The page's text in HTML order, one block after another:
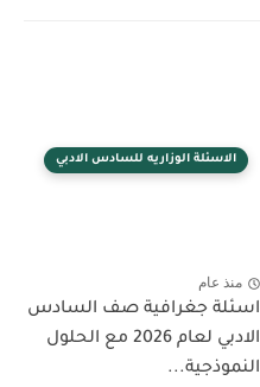
الاسئلة الوزاريه للسادس الادبي
منذ عام
اسئلة جغرافية صف السادس
الادبي لعام 2026 مع الحلول
النموذجية...